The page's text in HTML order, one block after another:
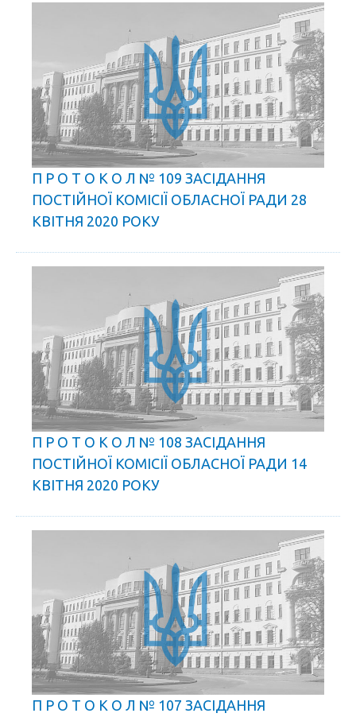
П Р О Т О К О Л № 109 ЗАСІДАННЯ
ПОСТІЙНОЇ КОМІСІЇ ОБЛАСНОЇ РАДИ 28
КВІТНЯ 2020 РОКУ
П Р О Т О К О Л № 108 ЗАСІДАННЯ
ПОСТІЙНОЇ КОМІСІЇ ОБЛАСНОЇ РАДИ 14
КВІТНЯ 2020 РОКУ
П Р О Т О К О Л № 107 ЗАСІДАННЯ